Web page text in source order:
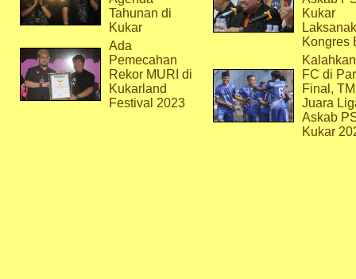
Tahunan di
Kukar
Ada
Pemecahan
Rekor MURI di
Kukarland
Festival 2023
Kukar
Kongres
FC di
Final,
Juara
Askab
Kukar